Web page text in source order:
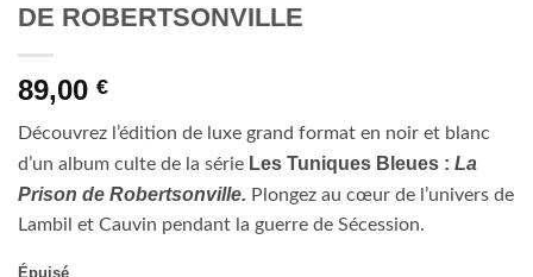
DE ROBERTSONVILLE
89,00 €
Découvrez l’édition de luxe grand format en noir et blanc
d’un album culte de la série Les Tuniques Bleues : La
Prison de Robertsonville. Plongez au cœur de l’univers de
Lambil et Cauvin pendant la guerre de Sécession.
Épuisé